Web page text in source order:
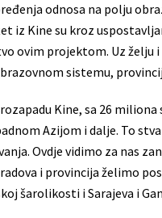
odnosa na polju
iz Kine su kroz
ovim projektom. Uz želju
sistemu,
Kine, sa 26
Azijom i dalje. To
Ovdje vidimo za nas
i provincija želimo
šarolikosti i Sarajeva i